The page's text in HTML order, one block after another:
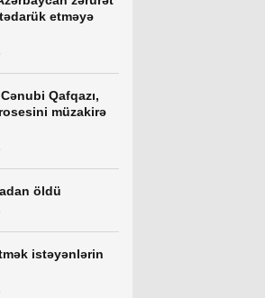
etməyə
Qafqazı,
müzakirə
öldü
istəyənlərin